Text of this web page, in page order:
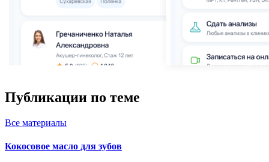
Публикации по теме
Все материалы
Кокосовое масло для зубов